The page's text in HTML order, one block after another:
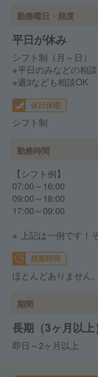
勤務曜日・頻度
平日が休み
シフト制（月～日）
※平日のみなどの相
※週3なども相談OK
休日休暇
シフト制
勤務時間
【シフト例】
07:00～16:00
09:00～18:00
17:00～09:00
※ 上記は一例です！
残業時間
ほとんどありません。
期間
長期（3ヶ月以上）
即日～2ヶ月以上